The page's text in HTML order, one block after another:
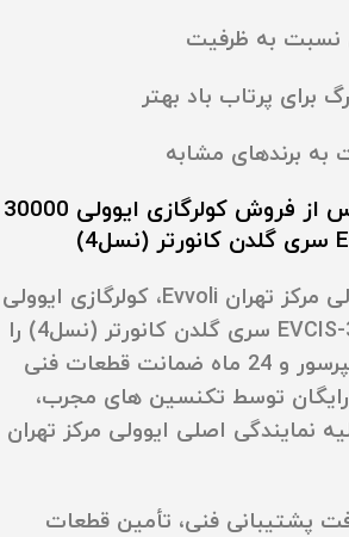
نسبت به ظرفیت
برای پرتاب باد بهتر
به برندهای مشابه
گارانتی و خدمات پس از فروش کولرگازی ایوولی 30000
نمایندگی اصلی ایوولی مرکز تهران Evvoli، کولرگازی ایوولی
30000 مدل EVCIS-30K-MD سری گلدن کانورتر (نسل4) را
با 5 سال گارانتی کمپرسور و 24 ماه ضمانت قطعات فنی
توسط تکنسین‌ های مجرب،
نمایندگی اصلی ایوولی مرکز تهران
پشتیبانی فنی، تأمین قطعات